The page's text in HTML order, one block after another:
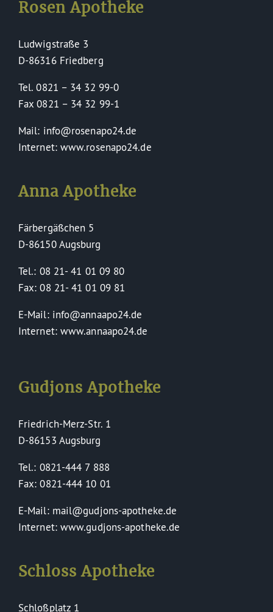
Rosen Apotheke
Ludwigstraße 3
D-86316 Friedberg
Tel. 0821 – 34 32 99-0
Fax 0821 – 34 32 99-1
Mail: info@rosenapo24.de
Internet: www.rosenapo24.de
Anna Apotheke
Färbergäßchen 5
D-86150 Augsburg
Tel.: 08 21- 41 01 09 80
Fax: 08 21- 41 01 09 81
E-Mail: info@annaapo24.de
Internet: www.annaapo24.de
Gudjons Apotheke
Friedrich-Merz-Str. 1
D-86153 Augsburg
Tel.: 0821-444 7 888
Fax: 0821-444 10 01
E-Mail: mail@gudjons-apotheke.de
Internet: www.gudjons-apotheke.de
Schloss Apotheke
Schloßplatz 1